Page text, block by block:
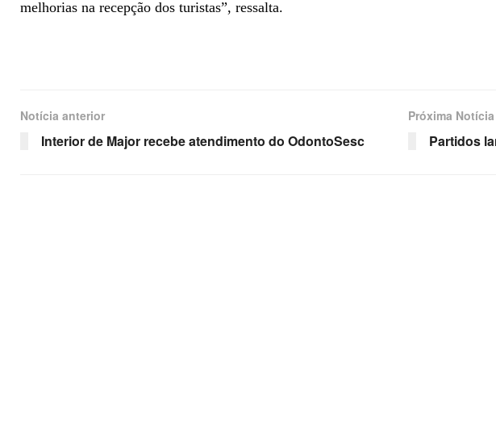
melhorias na recepção dos turistas”, ressalta.
Notícia anterior
Interior de Major recebe atendimento do OdontoSesc
Próxima Notícia
Partidos